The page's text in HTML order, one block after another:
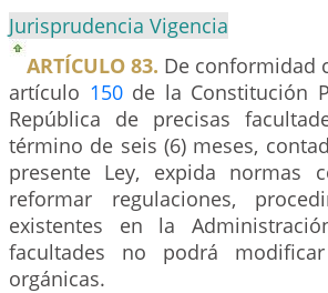
Jurisprudencia Vigencia
ARTÍCULO 83. De conformidad
artículo 150de la Constitución
República de precisas
término de seis (6) meses,
presente Ley, expida
reformar regulaciones,
existentes en la
facultades no podrá
orgánicas.